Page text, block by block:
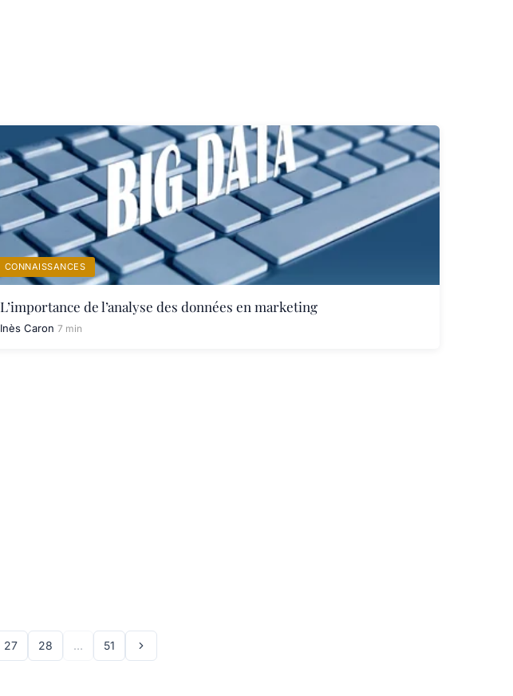
CONNAISSANCES
L’importance de l’analyse des données en marketing
Inès Caron 7 min
27 28 … 51